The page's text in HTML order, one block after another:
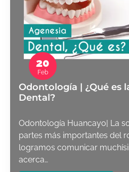
20
Feb
Odontología | ¿Qué es
Dental?
Odontología Huancayo| La
partes más importantes del
logramos comunicar
acerca…